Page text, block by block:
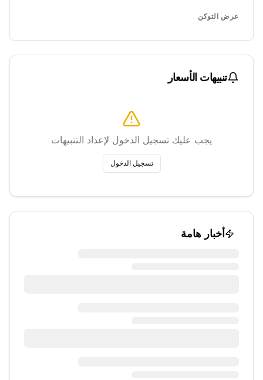
عرض التوكن
تنبيهات الأسعار
يجب عليك تسجيل الدخول لإعداد التنبيهات
تسجيل الدخول
أخبار هامة